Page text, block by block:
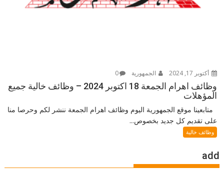
أكتوبر 17, 2024 الجمهورية 0
وظائف اهرام الجمعة 18 اكتوبر 2024 – وظائف خالية جميع
المؤهلات
متابعينا موقع الجمهورية اليوم وظائف اهرام الجمعة ننشر لكم وحرصا منا
على تقديم كل جديد بخصوص...
وظائف خالية
add